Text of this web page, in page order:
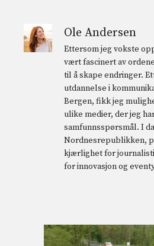
Ole Andersen
Ettersom jeg vokste
vært fascinert av
til å skape endringer.
utdannelse i
Bergen, fikk jeg
ulike medier, der jeg
samfunnsspørsmål. I
Nordnesrepublikken,
kjærlighet for
for innovasjon og